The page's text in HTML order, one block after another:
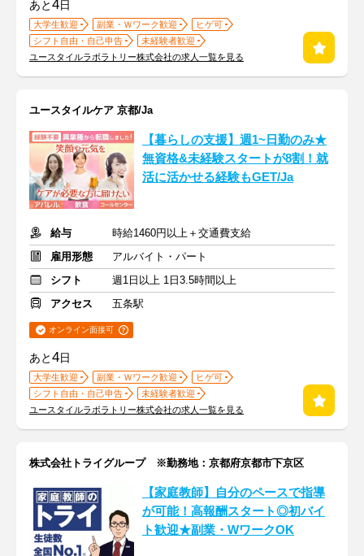
あと4日
大学生歓迎 副業・Ｗワーク歓迎
ヒゲ可
シフト自由・自己申告
未経験者歓迎
ユースタイルラボラトリー株式会社の求人一覧を見る
ユースタイルケア 京都/Ja
【暮らしの支援】週1~日勤のみ★
無資格&未経験スタートが8割！就
活に活かせる経験もGET/Ja
給与
時給1460円以上＋交通費支給
雇用形態
アルバイト・パート
シフト
週1日以上 1日3.5時間以上
アクセス
五条駅
オンライン面接可
あと4日
大学生歓迎 副業・Ｗワーク歓迎
ヒゲ可
シフト自由・自己申告
未経験者歓迎
ユースタイルラボラトリー株式会社の求人一覧を見る
株式会社トライグループ ※勤務地：京都府京都市下京区
【家庭教師】自分のペースで指導
が可能！高報酬スタート◎初バイ
ト歓迎★副業・WワークOK